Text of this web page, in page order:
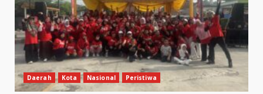
Daerah Kota Nasional Peristiwa